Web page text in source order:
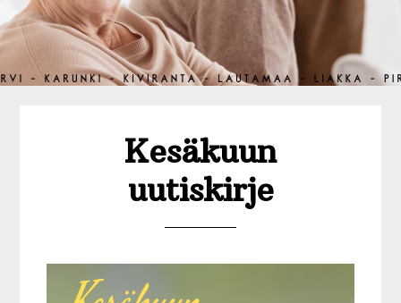
Kesäkuun
uutiskirje